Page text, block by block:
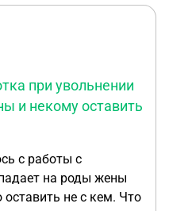
У меня нет такой
практика и я не
и без
очень мал,
сотрудников и она
при увольнении
и некому оставить
с работы с
на роды жены
оставить не с кем. Что